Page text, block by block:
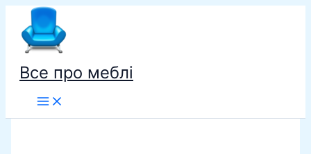
Перейти
вмісту
Все про меблі